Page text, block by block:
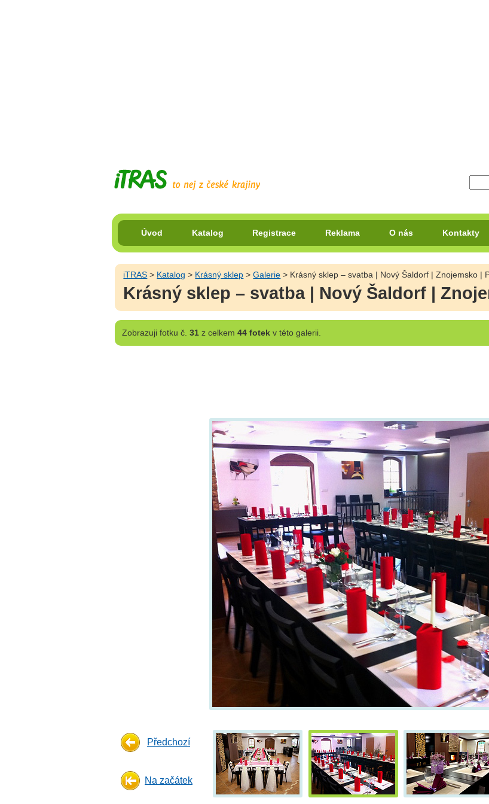
Úvod Katalog Registrace Reklama O nás Kontakty
iTRAS > Katalog > Krásný sklep >Galerie > Krásný sklep – svatba | Nový Šaldorf | Znojemsko |
Krásný sklep – svatba | Nový Šaldorf |
Zobrazujifotku č. 31z celkem 44 fotekv této galerii.
Předchozí
Na začátek